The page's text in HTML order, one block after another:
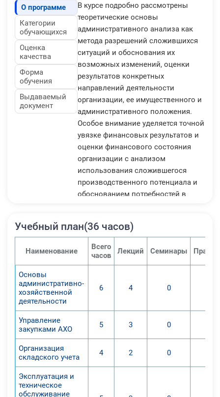
О программе
Категории
обучающихся
Оценка
качества
Форма
обучения
Выдаваемый
документ
В курсе подробно рассмотрены
теоретические основы
административного анализа как
метода разрешений сложившихся
ситуаций и обоснования их
возможных изменений, оценки
результатов конкретных
направлений деятельности
организации, ее имущественного и
административного положения.
Особое внимание уделяется точной
увязке финансовых результатов и
оценки финансового состояния
организации с анализом
использования сложившегося
производственного потенциала и
обоснованием потребностей в
информационных систем
поскольку скорость аналитических
процедур все более приобретает
представления об
административном анализе, как
средстве выявления
обоснованных планов и
Учебный план(36 часов)
Наименование
Всего
часов
Лекций Семинары
Основы
административно-
хозяйственной
деятельности
6 4 0
Управление
закупками АХО
5 3 0
Организация
складского учета
4 2 0
Эксплуатация и
техническое
обслуживание